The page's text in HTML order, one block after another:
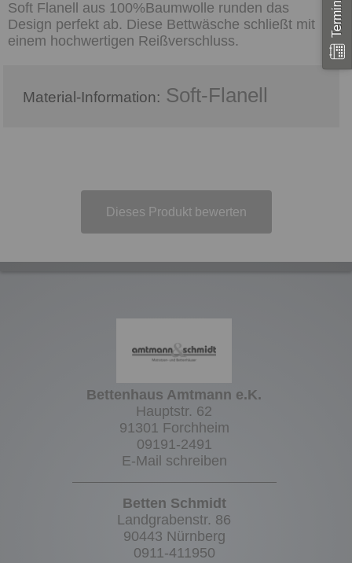
Soft Flanell aus 100%Baumwolle runden das
Design perfekt ab. Diese Bettwäsche schließt mit
einem hochwertigen Reißverschluss.
Material-Information: Soft-Flanell
Dieses Produkt bewerten
Bettenhaus Amtmann e.K.
Hauptstr. 62
91301 Forchheim
09191-2491
E-Mail schreiben
Betten Schmidt
Landgrabenstr. 86
90443 Nürnberg
0911-411950